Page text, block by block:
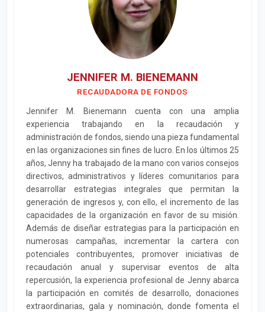
JENNIFER M. BIENEMANN
RECAUDADORA DE FONDOS
Jennifer M. Bienemann cuenta con una amplia
experiencia trabajando en la recaudación y
administración de fondos, siendo una pieza fundamental
en las organizaciones sin fines de lucro. En los últimos 25
años, Jenny ha trabajado de la mano con varios consejos
directivos, administrativos y líderes comunitarios para
desarrollar estrategias integrales que permitan la
generación de ingresos y, con ello, el incremento de las
capacidades de la organización en favor de su misión.
Además de diseñar estrategias para la participación en
numerosas campañas, incrementar la cartera con
potenciales contribuyentes, promover iniciativas de
recaudación anual y supervisar eventos de alta
repercusión, la experiencia profesional de Jenny abarca
la participación en comités de desarrollo, donaciones
extraordinarias, gala y nominación, donde fomenta el